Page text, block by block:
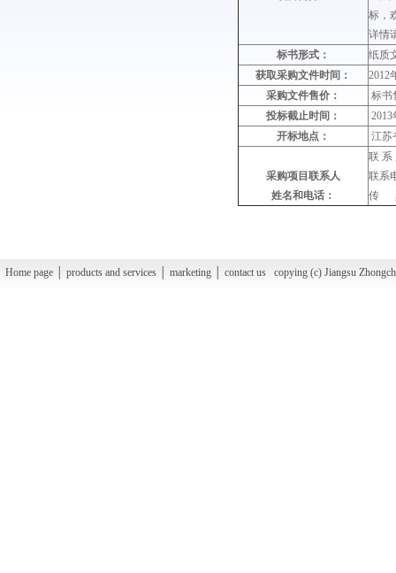
标，
详情
标书形式：
纸质
获取采购文件时间：
2012
采购文件售价：
标书
投标截止时间：
2013
开标地点：
江苏
采购项目联系人
姓名和电话：
联 系
联系
传
Home page │ products and services │ marketing │ contact us copying (c) Jiangsu